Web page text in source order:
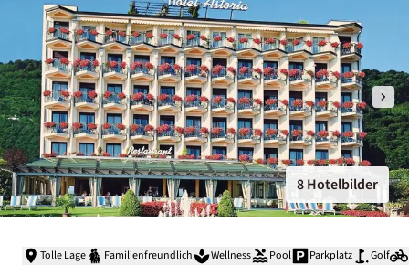
8 Hotelbilder
Tolle Lage Familienfreundlich Wellness Pool Parkplatz Golf